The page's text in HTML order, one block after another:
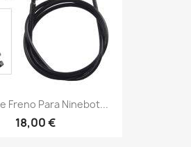
Freno Para Ninebot...
18,00 €